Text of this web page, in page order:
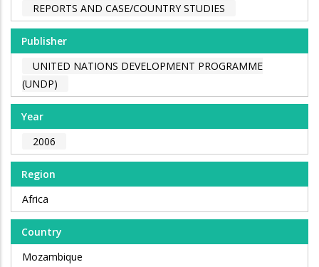
REPORTS AND CASE/COUNTRY STUDIES
Publisher
UNITED NATIONS DEVELOPMENT PROGRAMME
(UNDP)
Year
2006
Region
Africa
Country
Mozambique